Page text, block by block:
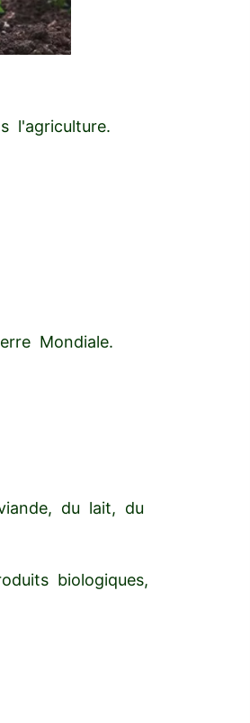
l'agriculture.
Mondiale.
du lait, du
biologiques,